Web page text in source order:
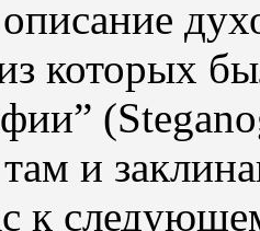
которых
и
к